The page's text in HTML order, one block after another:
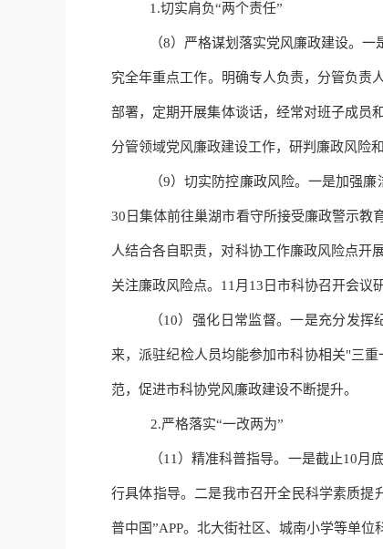
1.切实肩负“两个责任”
（8） 严格谋划落实党风廉政建设。一
究全年重点工作。 明确专人负责，分管负责
部署，定期开展集体谈话，经常对班子成员
分管领域党风廉政建设工作，研判廉政风险和
（9）切实 防控廉政风险。一是加强
30日集体前往巢湖市看守所接受廉政警示教
人结合各自职责，对科协工作廉政风险点开
关注廉政风险点。11月13日市科协召开会议
（10） 强化 日常监督。一是充分发挥
来，派驻纪检人员均能参加市科协相关"三重
范，促进市科协党风廉政建设不断提升。
2.严格落实“一改两为”
（11）精准科普指导。一是截止10月
行具体指导。二是我市召开全民科学素质提
普中国”APP。北大街社区、城南小学等单